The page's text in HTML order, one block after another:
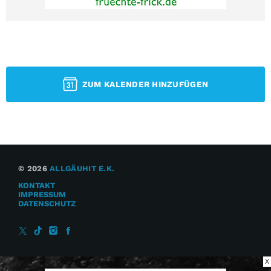
ZUM KALENDER HINZUFÜGEN
© 2026ALLGÄUHIT E.K.
KONTAKT
IMPRESSUM
DATENSCHUTZ
X